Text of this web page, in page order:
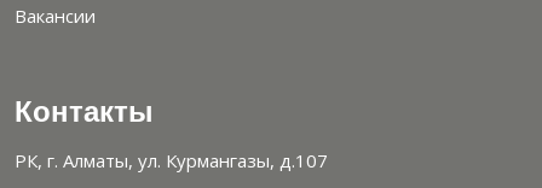
Вакансии
Контакты
РК, г. Алматы, ул. Курмангазы, д.107